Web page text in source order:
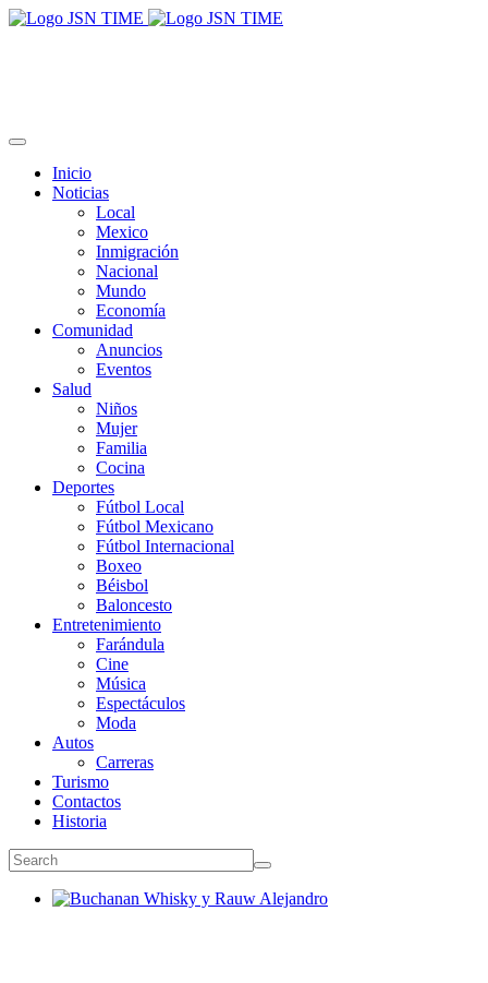
Inicio
Noticias
Local
Mexico
Inmigración
Nacional
Mundo
Economía
Comunidad
Anuncios
Eventos
Salud
Niños
Mujer
Familia
Cocina
Deportes
Fútbol Local
Fútbol Mexicano
Fútbol Internacional
Boxeo
Béisbol
Baloncesto
Entretenimiento
Farándula
Cine
Música
Espectáculos
Moda
Autos
Carreras
Turismo
Contactos
Historia